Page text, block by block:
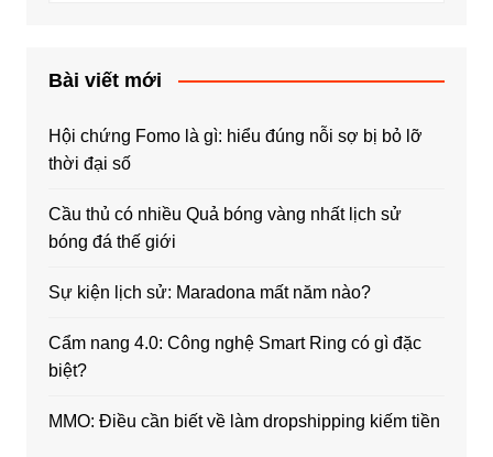
Bài viết mới
Hội chứng Fomo là gì: hiểu đúng nỗi sợ bị bỏ lỡ
thời đại số
Cầu thủ có nhiều Quả bóng vàng nhất lịch sử
bóng đá thế giới
Sự kiện lịch sử: Maradona mất năm nào?
Cẩm nang 4.0: Công nghệ Smart Ring có gì đặc
biệt?
MMO: Điều cần biết về làm dropshipping kiếm tiền